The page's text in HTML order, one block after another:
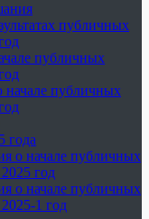
публичных
публичных
начале публичных
года
о начале публичных
год
о начале публичных
1 год